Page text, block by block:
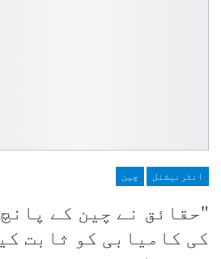
انٹرنیشنل چین
"حقائق نے چین کے
کی کامیابی کو ثابت